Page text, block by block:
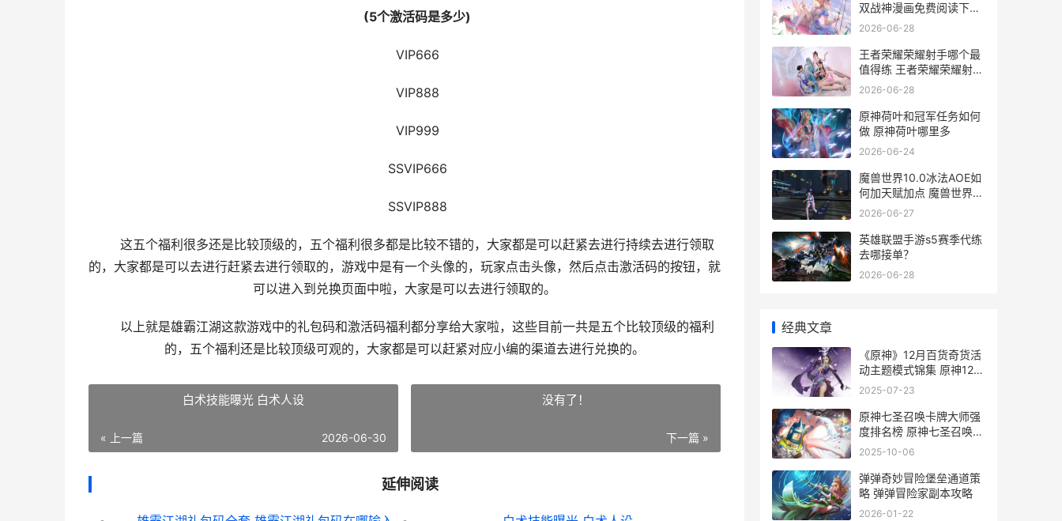
(5个激活码是多少)
VIP666
VIP888
VIP999
SSVIP666
SSVIP888
这五个福利很多还是比较顶级的，五个福利很多都是比较不错的，大家都是可以赶紧去进行持续去进行领取
的，大家都是可以去进行赶紧去进行领取的，游戏中是有一个头像的，玩家点击头像，然后点击激活码的按钮，就
可以进入到兑换页面中啦，大家是可以去进行领取的。
以上就是雄霸江湖这款游戏中的礼包码和激活码福利都分享给大家啦，这些目前一共是五个比较顶级的福利
的，五个福利还是比较顶级可观的，大家都是可以赶紧对应小编的渠道去进行兑换的。
白术技能曝光 白术人设
« 上一篇 2026-06-30
没有了！
下一篇 »
延伸阅读
双战神漫画免费阅读下拉
式
2026-06-28
王者荣耀荣耀射手哪个最
值得练 王者荣耀荣耀射手
称号是永久的吗
2026-06-28
原神荷叶和冠军任务如何
做 原神荷叶哪里多
2026-06-24
魔兽世界10.0冰法AOE如
何加天赋加点 魔兽世界冰
dkwa
2026-06-27
英雄联盟手游s5赛季代练
去哪接单？
2026-06-28
经典文章
《原神》12月百货奇货活
动主题模式锦集 原神12月
活动
2025-07-23
原神七圣召唤卡牌大师强
度排名榜 原神七圣召唤卡
牌多少钱
2025-10-06
弹弹奇妙冒险堡垒通道策
略 弹弹冒险家副本攻略
2026-01-22